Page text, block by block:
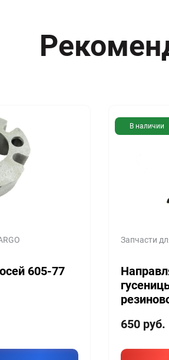
605-77
В наличии
Запчасти
650 руб.